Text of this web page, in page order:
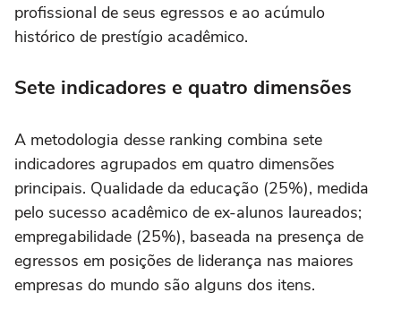
profissional de seus egressos e ao acúmulo
histórico de prestígio acadêmico.
Sete indicadores e quatro dimensões
A metodologia desse ranking combina sete
indicadores agrupados em quatro dimensões
principais. Qualidade da educação (25%), medida
pelo sucesso acadêmico de ex-alunos laureados;
empregabilidade (25%), baseada na presença de
egressos em posições de liderança nas maiores
empresas do mundo são alguns dos itens.